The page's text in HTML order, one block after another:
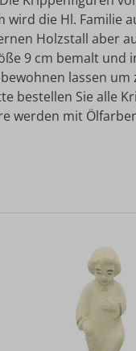
die Hl. Familie
Holzstall aber
9 cm bemalt
lassen um
bestellen Sie alle
werden mit